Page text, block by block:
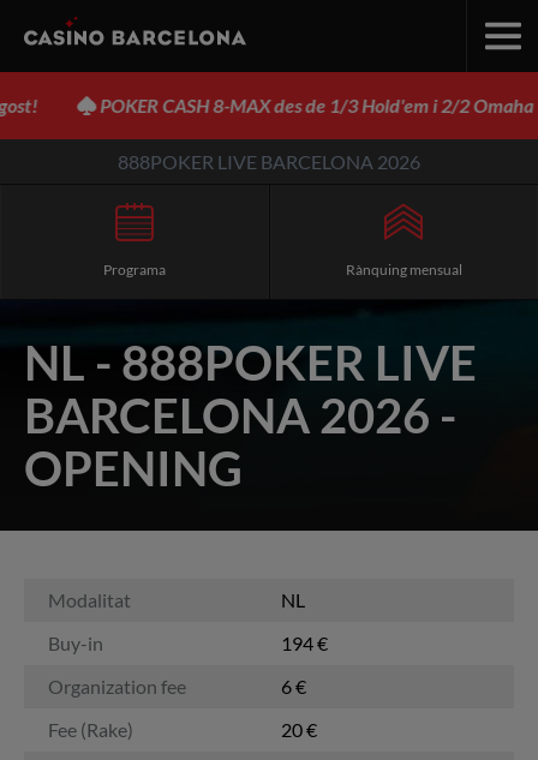
POKER CASH 8-MAX des de 1/3 Hold'em i 2/2 Omaha
888POKER LIVE BARCELONA 2026
Programa Rànquing mensual
NL - 888POKER LIVE
BARCELONA 2026 -
OPENING
Modalitat
NL
Buy-in
194 €
Organization fee
6 €
Fee (Rake)
20 €